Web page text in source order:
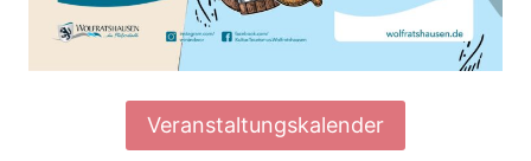
Veranstaltungskalender